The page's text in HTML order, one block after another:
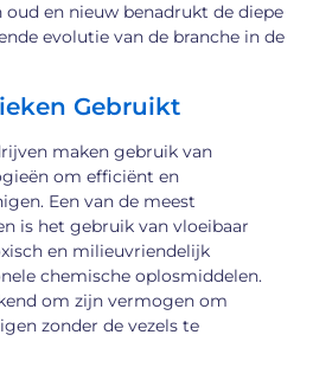
en nieuw benadrukt de diepe
evolutie van de branche in de
Gebruikt
maken gebruik van
om efficiënt en
Een van de meest
is het gebruik van vloeibaar
en milieuvriendelijk
chemische oplosmiddelen.
om zijn vermogen om
zonder de vezels te